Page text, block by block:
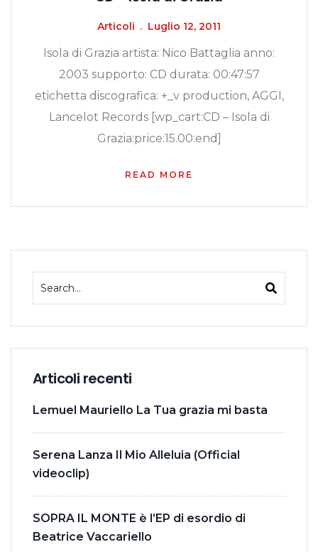
Articoli Luglio 12, 2011
Isola di Grazia artista: Nico Battaglia anno:
2003 supporto: CD durata: 00:47:57
etichetta discografica: +_v production, AGGI,
Lancelot Records [wp_cart:CD – Isola di
Grazia:price:15.00:end]
READ MORE
Articoli recenti
Lemuel Mauriello La Tua grazia mi basta
Serena Lanza Il Mio Alleluia (Official
videoclip)
SOPRA IL MONTE è l’EP di esordio di
Beatrice Vaccariello